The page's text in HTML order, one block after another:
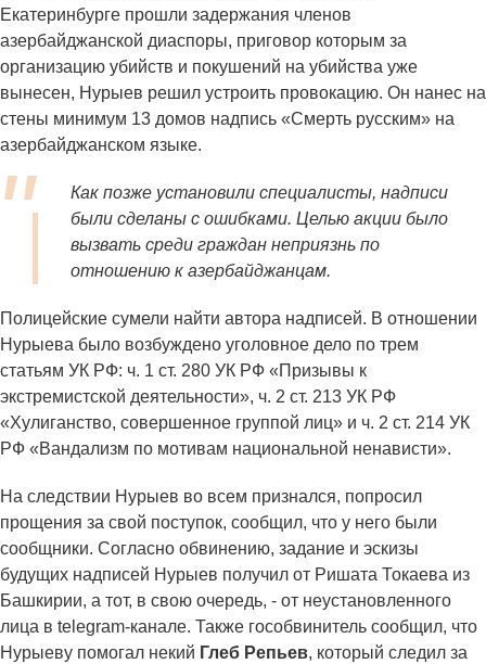
Екатеринбурге прошли задержания членов
азербайджанской диаспоры, приговор которым за
организацию убийств и покушений на убийства уже
вынесен, Нурыев решил устроить провокацию. Он нанес на
стены минимум 13 домов надпись «Смерть русским» на
азербайджанском языке.
Как позже установили специалисты, надписи
были сделаны с ошибками. Целью акции было
вызвать среди граждан неприязнь по
отношению к азербайджанцам.
Полицейские сумели найти автора надписей. В отношении
Нурыева было возбуждено уголовное дело по трем
статьям УК РФ: ч. 1 ст. 280 УК РФ «Призывы к
экстремистской деятельности», ч. 2 ст. 213 УК РФ
«Хулиганство, совершенное группой лиц» и ч. 2 ст. 214 УК
РФ «Вандализм по мотивам национальной ненависти».
На следствии Нурыев во всем признался, попросил
прощения за свой поступок, сообщил, что у него были
сообщники. Согласно обвинению, задание и эскизы
будущих надписей Нурыев получил от Ришата Токаева из
Башкирии, а тот, в свою очередь, - от неустановленного
лица в telegram-канале. Также гособвинитель сообщил, что
Нурыеву помогал некий Глеб Репьев, который следил за